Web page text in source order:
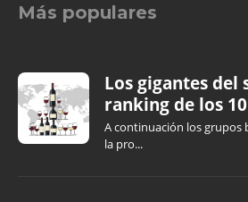
Más populares
Los gigantes del
ranking de los
A continuación los grupos
la pro...